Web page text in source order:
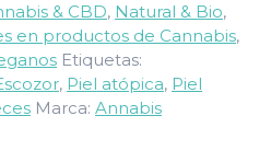
& CBD, Natural & Bio,
en productos de Cannabis,
Etiquetas:
, Piel atópica, Piel
Marca: Annabis